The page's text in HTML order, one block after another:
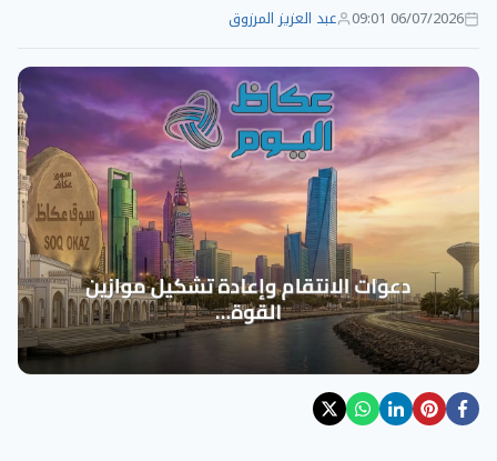
06/07/2026 09:01 عبد العزيز المرزوق